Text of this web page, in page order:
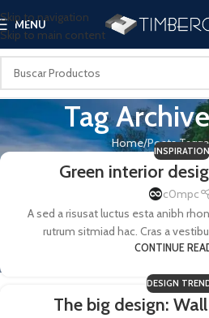
Skip to navigation
Skip to main content
MENU
Tag
Home Posts
INSPIRATION
Green interior
c0mpc
A sed a risusat luctus esta anibh
rutrum sitmiad hac. Cras a
CONTINUE
DESIGN
The big design: